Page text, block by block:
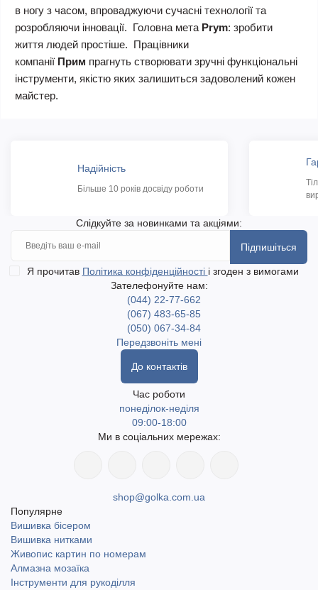
в ногу з часом, впроваджуючи сучасні технології та
розробляючи інновації. Головна мета Prym: зробити
життя людей простіше. Працівники
компанії Прим прагнуть створювати зручні функціональні
інструменти, якістю яких залишиться задоволений кожен
майстер.
Надійність
Більше 10 років досвіду роботи
Слідкуйте за новинками та акціями:
Підпишіться
Я прочитав Політика конфіденційності і згоден з вимогами
Зателефонуйте нам:
(044) 22-77-662
(067) 483-65-85
(050) 067-34-84
Передзвоніть мені
До контактів
Час роботи
понеділок-неділя
09:00-18:00
Ми в соціальних мережах:
shop@golka.com.ua
Популярне
Вишивка бісером
Вишивка нитками
Живопис картин по номерам
Алмазна мозаїка
Інструменти для рукоділля